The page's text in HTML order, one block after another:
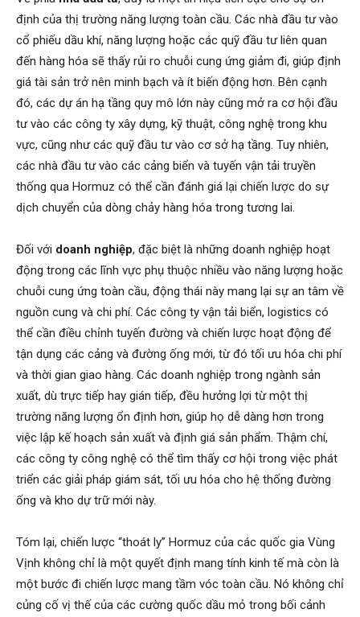
định của thị trường năng lượng toàn cầu. Các nhà đầu tư vào
cổ phiếu dầu khí, năng lượng hoặc các quỹ đầu tư liên quan
đến hàng hóa sẽ thấy rủi ro chuỗi cung ứng giảm đi, giúp định
giá tài sản trở nên minh bạch và ít biến động hơn. Bên cạnh
đó, các dự án hạ tầng quy mô lớn này cũng mở ra cơ hội đầu
tư vào các công ty xây dựng, kỹ thuật, công nghệ trong khu
vực, cũng như các quỹ đầu tư vào cơ sở hạ tầng. Tuy nhiên,
các nhà đầu tư vào các cảng biển và tuyến vận tải truyền
thống qua Hormuz có thể cần đánh giá lại chiến lược do sự
dịch chuyển của dòng chảy hàng hóa trong tương lai.
Đối với doanh nghiệp, đặc biệt là những doanh nghiệp hoạt
động trong các lĩnh vực phụ thuộc nhiều vào năng lượng hoặc
chuỗi cung ứng toàn cầu, động thái này mang lại sự an tâm về
nguồn cung và chi phí. Các công ty vận tải biển, logistics có
thể cần điều chỉnh tuyến đường và chiến lược hoạt động để
tận dụng các cảng và đường ống mới, từ đó tối ưu hóa chi phí
và thời gian giao hàng. Các doanh nghiệp trong ngành sản
xuất, dù trực tiếp hay gián tiếp, đều hưởng lợi từ một thị
trường năng lượng ổn định hơn, giúp họ dễ dàng hơn trong
việc lập kế hoạch sản xuất và định giá sản phẩm. Thậm chí,
các công ty công nghệ có thể tìm thấy cơ hội trong việc phát
triển các giải pháp giám sát, tối ưu hóa cho hệ thống đường
ống và kho dự trữ mới này.
Tóm lại, chiến lược “thoát ly” Hormuz của các quốc gia Vùng
Vịnh không chỉ là một quyết định mang tính kinh tế mà còn là
một bước đi chiến lược mang tầm vóc toàn cầu. Nó không chỉ
củng cố vị thế của các cường quốc dầu mỏ trong bối cảnh